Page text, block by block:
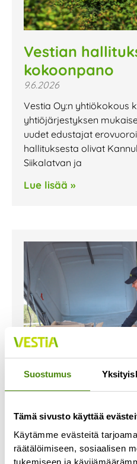
Suostumus
Tämä sivusto käyttää
Käytämme evästeitä
räätälöimiseen, sosiaalisen
tukemiseen ja
Vestian
kokoonpano
9.6.2026
Vestia Oy:n yhtiökokous
yhtiöjärjestyksen
uudet edustajat
hallituksesta olivat
Siikalatvan ja
Lue lisää »
Alavieskan
henkilökunnan
muuttuu